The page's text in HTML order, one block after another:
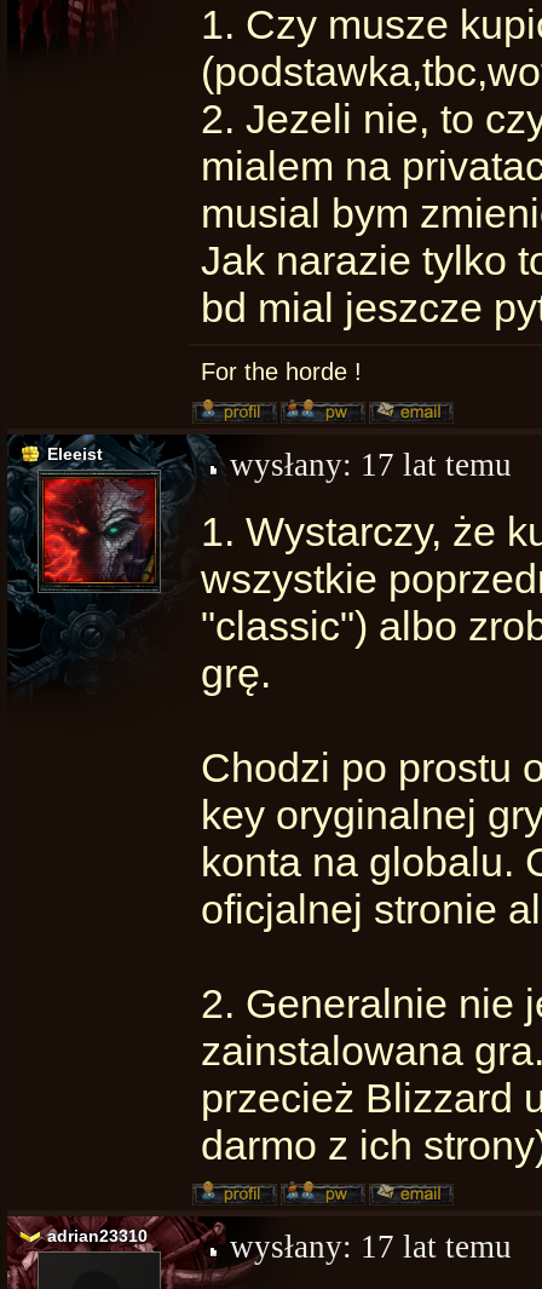
1. Czy musze
2. Jezeli nie, to
mialem na
musial bym
Jak narazie tylko
bd mial jeszcze
For the horde !
Eleeist wysłany: 17 lat temu
1. Wystarczy, że
wszystkie
"classic") albo
grę.
Chodzi po prostu
key oryginalnej
konta na globalu.
oficjalnej stronie
2. Generalnie nie
zainstalowana
przecież Blizzard
darmo z ich
adrian23310 wysłany: 17 lat temu